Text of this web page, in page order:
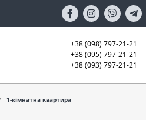
+38 (098) 797-21-21
+38 (095) 797-21-21
+38 (093) 797-21-21
1-кімнатна квартира